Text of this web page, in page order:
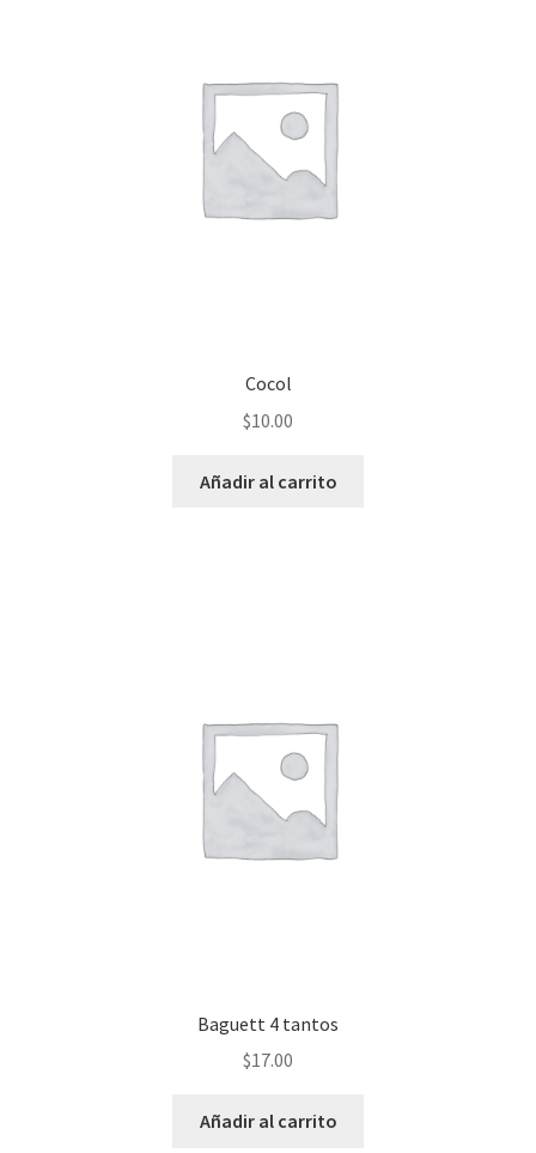
Cocol
$10.00
Añadir al carrito
Baguett 4 tantos
$17.00
Añadir al carrito